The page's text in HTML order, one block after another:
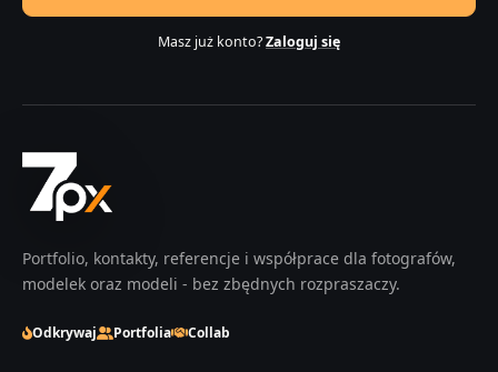
Masz już konto?Zaloguj się
Portfolio, kontakty, referencje i współprace dla fotografów,
modelek oraz modeli - bez zbędnych rozpraszaczy.
Odkrywaj Portfolia Collab